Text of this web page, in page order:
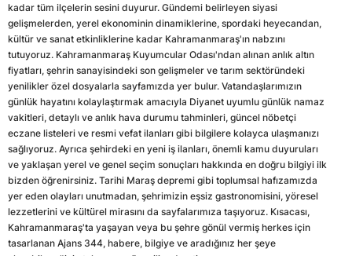
kadar tüm ilçelerin sesini duyurur. Gündemi belirleyen siyasi
gelişmelerden, yerel ekonominin dinamiklerine, spordaki heyecandan,
kültür ve sanat etkinliklerine kadar Kahramanmaraş'ın nabzını
tutuyoruz. Kahramanmaraş Kuyumcular Odası'ndan alınan anlık altın
fiyatları, şehrin sanayisindeki son gelişmeler ve tarım sektöründeki
yenilikler özel dosyalarla sayfamızda yer bulur. Vatandaşlarımızın
günlük hayatını kolaylaştırmak amacıyla Diyanet uyumlu günlük namaz
vakitleri, detaylı ve anlık hava durumu tahminleri, güncel nöbetçi
eczane listeleri ve resmi vefat ilanları gibi bilgilere kolayca ulaşmanızı
sağlıyoruz. Ayrıca şehirdeki en yeni iş ilanları, önemli kamu duyuruları
ve yaklaşan yerel ve genel seçim sonuçları hakkında en doğru bilgiyi ilk
bizden öğrenirsiniz. Tarihi Maraş depremi gibi toplumsal hafızamızda
yer eden olayları unutmadan, şehrimizin eşsiz gastronomisini, yöresel
lezzetlerini ve kültürel mirasını da sayfalarımıza taşıyoruz. Kısacası,
Kahramanmaraş'ta yaşayan veya bu şehre gönül vermiş herkes için
tasarlanan Ajans 344, habere, bilgiye ve aradığınız her şeye